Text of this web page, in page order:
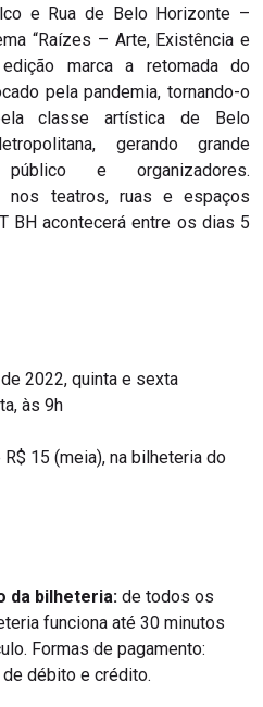
e Rua de Belo Horizonte –
“Raízes – Arte, Existência e
marca a retomada do
pela pandemia, tornando-o
classe artística de Belo
gerando grande
e organizadores.
nos teatros, ruas e espaços
BH acontecerá entre os dias 5
2022, quinta e sexta
às 9h
15 (meia), na bilheteria do
da bilheteria: de todos os
funciona até 30 minutos
Formas de pagamento:
débito e crédito.